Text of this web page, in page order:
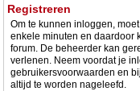
Registreren
Om te kunnen inloggen,
enkele minuten en daardoor
forum. De beheerder kan
verlenen. Neem voordat je
gebruikersvoorwaarden en
altijd te worden nageleefd.